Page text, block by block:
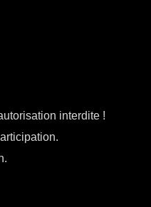
interdite !